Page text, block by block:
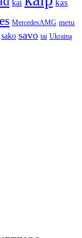
kai kas
MercedesAMG metu
sako savo tai Ukrainą